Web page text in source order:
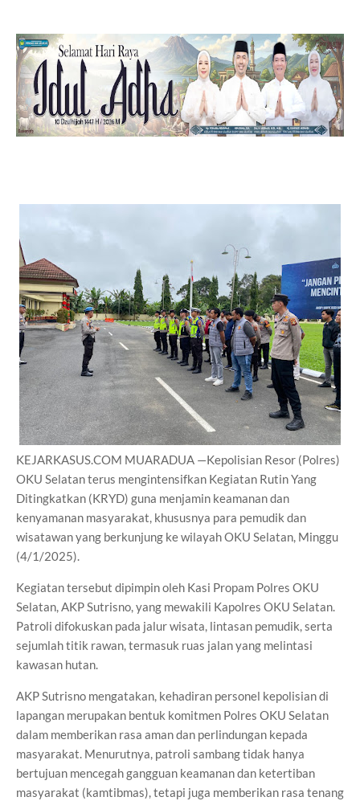
KEJARKASUS.COM MUARADUA —Kepolisian Resor (Polres)
OKU Selatan terus mengintensifkan Kegiatan Rutin Yang
Ditingkatkan (KRYD) guna menjamin keamanan dan
kenyamanan masyarakat, khususnya para pemudik dan
wisatawan yang berkunjung ke wilayah OKU Selatan, Minggu
(4/1/2025).
Kegiatan tersebut dipimpin oleh Kasi Propam Polres OKU
Selatan, AKP Sutrisno, yang mewakili Kapolres OKU Selatan.
Patroli difokuskan pada jalur wisata, lintasan pemudik, serta
sejumlah titik rawan, termasuk ruas jalan yang melintasi
kawasan hutan.
AKP Sutrisno mengatakan, kehadiran personel kepolisian di
lapangan merupakan bentuk komitmen Polres OKU Selatan
dalam memberikan rasa aman dan perlindungan kepada
masyarakat. Menurutnya, patroli sambang tidak hanya
bertujuan mencegah gangguan keamanan dan ketertiban
masyarakat (kamtibmas), tetapi juga memberikan rasa tenang